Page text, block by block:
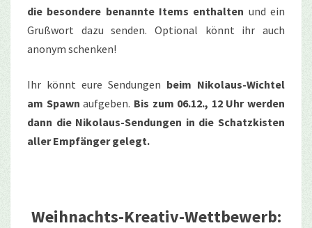
die besondere benannte Items enthalten und ein
Grußwort dazu senden. Optional könnt ihr auch
anonym schenken!
Ihr könnt eure Sendungen beim Nikolaus-Wichtel
am Spawn aufgeben. Bis zum 06.12., 12 Uhr werden
dann die Nikolaus-Sendungen in die Schatzkisten
aller Empfänger gelegt.
Weihnachts-Kreativ-Wettbewerb: